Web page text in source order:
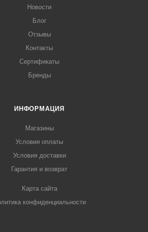
Новости
Блог
Отзывы
Контакты
Сертификаты
Бренды
ИНФОРМАЦИЯ
Магазины
Условия оплаты
Условия доставки
Гарантия и возврат
Карта сайта
конфиденциальности